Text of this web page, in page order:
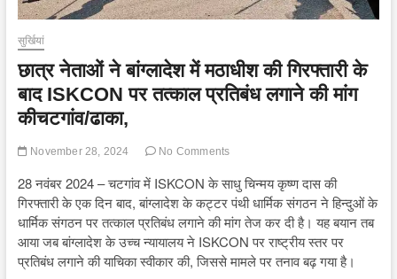
सुर्खियां
छात्र नेताओं ने बांग्लादेश में मठाधीश की गिरफ्तारी के
बाद ISKCON पर तत्काल प्रतिबंध लगाने की मांग
कीचटगांव/ढाका,
November 28, 2024 No Comments
28 नवंबर 2024 – चटगांव में ISKCON के साधु चिन्मय कृष्ण दास की
गिरफ्तारी के एक दिन बाद, बांग्लादेश के कट्टर पंथी धार्मिक संगठन ने हिन्दुओं के
धार्मिक संगठन पर तत्काल प्रतिबंध लगाने की मांग तेज कर दी है। यह बयान तब
आया जब बांग्लादेश के उच्च न्यायालय ने ISKCON पर राष्ट्रीय स्तर पर
प्रतिबंध लगाने की याचिका स्वीकार की, जिससे मामले पर तनाव बढ़ गया है।